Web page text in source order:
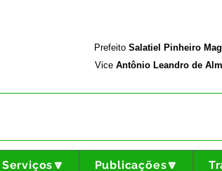
Prefeito Salatiel Pinheiro
Vice Antônio Leandro de
Serviços🔽 Publicações🔽